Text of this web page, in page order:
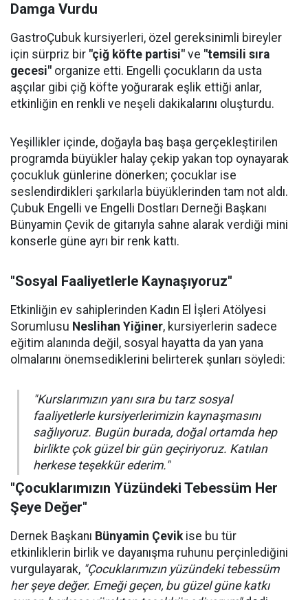
Damga Vurdu
GastroÇubuk kursiyerleri, özel gereksinimli bireyler
için sürpriz bir "çiğ köfte partisi" ve "temsili sıra
gecesi" organize etti. Engelli çocukların da usta
aşçılar gibi çiğ köfte yoğurarak eşlik ettiği anlar,
etkinliğin en renkli ve neşeli dakikalarını oluşturdu.
Yeşillikler içinde, doğayla baş başa gerçekleştirilen
programda büyükler halay çekip yakan top oynayarak
çocukluk günlerine dönerken; çocuklar ise
seslendirdikleri şarkılarla büyüklerinden tam not aldı.
Çubuk Engelli ve Engelli Dostları Derneği Başkanı
Bünyamin Çevik de gitarıyla sahne alarak verdiği mini
konserle güne ayrı bir renk kattı.
"Sosyal Faaliyetlerle Kaynaşıyoruz"
Etkinliğin ev sahiplerinden Kadın El İşleri Atölyesi
Sorumlusu Neslihan Yiğiner, kursiyerlerin sadece
eğitim alanında değil, sosyal hayatta da yan yana
olmalarını önemsediklerini belirterek şunları söyledi:
"Kurslarımızın yanı sıra bu tarz sosyal
faaliyetlerle kursiyerlerimizin kaynaşmasını
sağlıyoruz. Bugün burada, doğal ortamda hep
birlikte çok güzel bir gün geçiriyoruz. Katılan
herkese teşekkür ederim."
"Çocuklarımızın Yüzündeki Tebessüm Her
Şeye Değer"
Dernek Başkanı Bünyamin Çevikise bu tür
etkinliklerin birlik ve dayanışma ruhunu perçinlediğini
vurgulayarak, "Çocuklarımızın yüzündeki tebessüm
her şeye değer. Emeği geçen, bu güzel güne katkı